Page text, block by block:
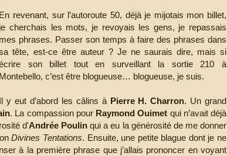
En revenant, sur l’autoroute 50, déjà je mijotais mon billet,
je cherchais les mots, je revoyais les gens, je repassais
mes phrases. Passer son temps à faire des phrases dans
tête, est-ce être auteur ? Je ne saurais dire, mais si
son billet tout en surveillant la sortie 210 à
Montebello, c’est être blogueuse… blogueuse, je suis.
Il y eut d’abord les câlins à Pierre H. Charron. Un grand
. La compassion pour Raymond Ouimet qui n’avait déjà
d'Andrée Poulin qui a eu la générosité de me donner
Divines Tentations. Ensuite, une petite blague dont je ne
à la première phrase que j’allais prononcer en voyant